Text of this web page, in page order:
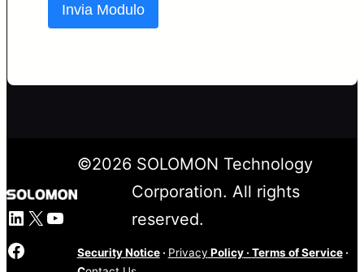
Invia Modulo
LinkedIn
X YouTube
©2026SOLOMON Technology
Corporation. All rights
reserved.
Security Notice· Privacy Policy· Terms of Service·